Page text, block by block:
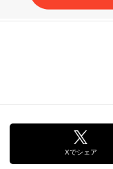
Xでシェア